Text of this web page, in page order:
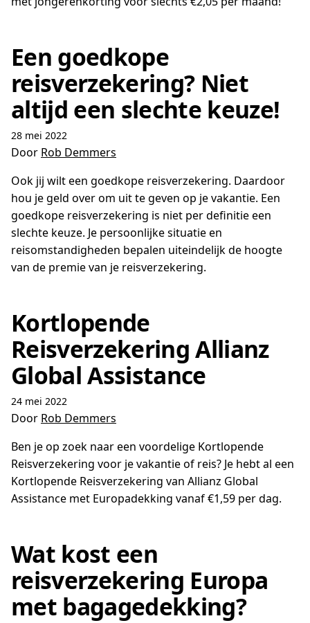
Een goedkope
reisverzekering? Niet
altijd een slechte keuze!
28 mei 2022
Door Rob Demmers
Ook jij wilt een goedkope reisverzekering. Daardoor
hou je geld over om uit te geven op je vakantie. Een
goedkope reisverzekering is niet per definitie een
slechte keuze. Je persoonlijke situatie en
reisomstandigheden bepalen uiteindelijk de hoogte
van de premie van je reisverzekering.
Kortlopende
Reisverzekering Allianz
Global Assistance
24 mei 2022
Door Rob Demmers
Ben je op zoek naar een voordelige Kortlopende
Reisverzekering voor je vakantie of reis? Je hebt al een
Kortlopende Reisverzekering van Allianz Global
Assistance met Europadekking vanaf €1,59 per dag.
Wat kost een
reisverzekering Europa
met bagagedekking?